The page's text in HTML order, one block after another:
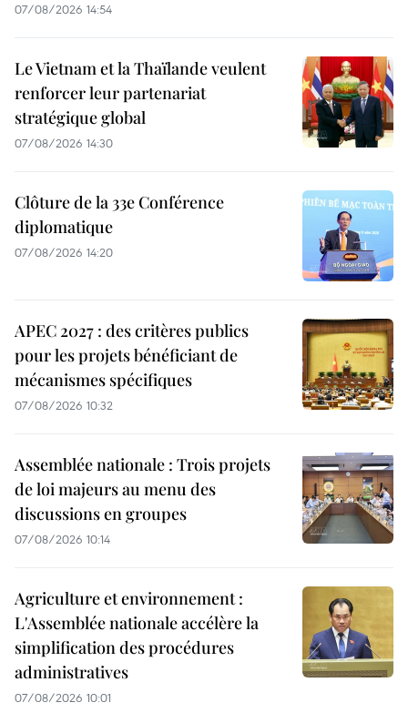
07/08/2026 14:54
Le Vietnam et la Thaïlande veulent
renforcer leur partenariat
stratégique global
07/08/2026 14:30
Clôture de la 33e Conférence
diplomatique
07/08/2026 14:20
APEC 2027 : des critères publics
pour les projets bénéficiant de
mécanismes spécifiques
07/08/2026 10:32
Assemblée nationale : Trois projets
de loi majeurs au menu des
discussions en groupes
07/08/2026 10:14
Agriculture et environnement :
L'Assemblée nationale accélère la
simplification des procédures
administratives
07/08/2026 10:01